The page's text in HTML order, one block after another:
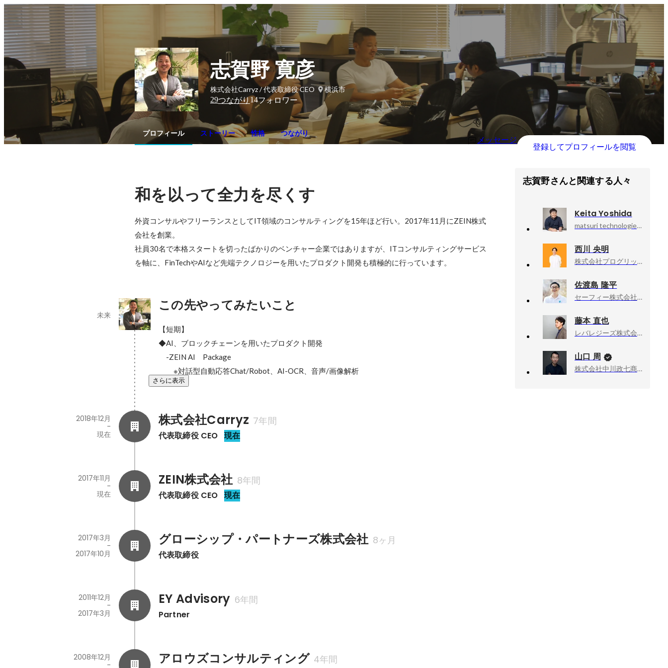
志賀野 寛彦
株式会社Carryz / 代表取締役 CEO
横浜市
29つながり 14フォロワー
プロフィール ストーリー 性格 つながり
メッセージ
登録してプロフィールを閲覧
和を以って全力を尽くす
外資コンサルやフリーランスとしてIT領域のコンサルティングを15年ほど行い。2017年11月にZEIN株式
会社を創業。
社員30名で本格スタートを切ったばかりのベンチャー企業ではありますが、ITコンサルティングサービス
を軸に、FinTechやAIなど先端テクノロジーを用いたプロダクト開発も積極的に行っています。
この先やってみたいこと
未来
【短期】
◆AI、ブロックチェーンを用いたプロダクト開発
-ZEIN AI　Package
※対話型自動応答Chat/Robot、AI-OCR、音声/画像解析
さらに表示
株式会社Carryz 7年間
代表取締役 CEO 現在
2018年12月
-
現在
ZEIN株式会社 8年間
代表取締役 CEO 現在
2017年11月
-
現在
グローシップ・パートナーズ株式会社 8ヶ月
代表取締役
2017年3月
-
2017年10月
EY Advisory 6年間
Partner
2011年12月
-
2017年3月
アロウズコンサルティング 4年間
2008年12月
-
志賀野さんと関連する人々
Keita Yoshida
matsuri technologies, CEO&Founder
西川 央明
株式会社プログリット, 人事責任者
佐渡島 隆平
セーフィー株式会社, 代表取締役社長 Founder
藤本 直也
レバレジーズ株式会社, 執行役員
山口 周
株式会社中川政七商店, 社外取締役